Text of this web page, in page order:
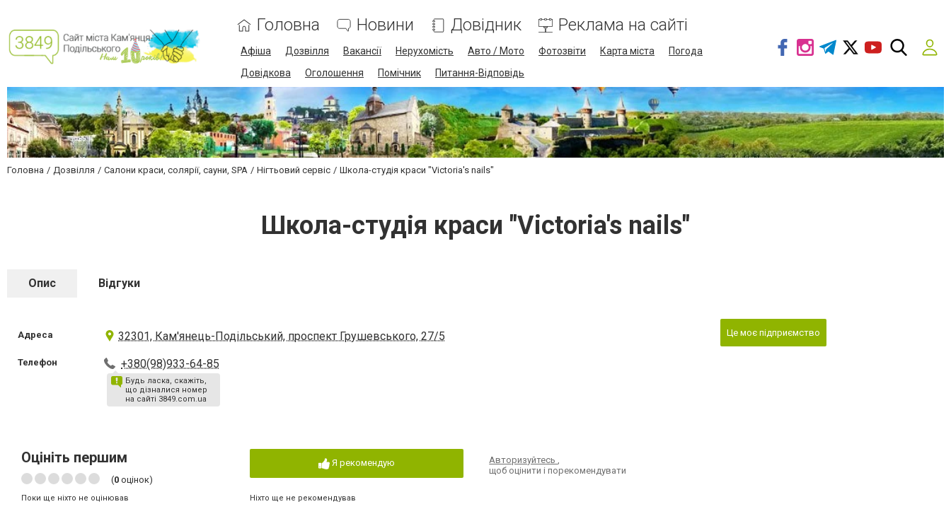
Головна Новини Довідник Реклама на сайті
Афіша Дозвілля Вакансії Нерухомість Авто / Мото Фотозвіти Карта міста
Погода
Довідкова
Оголошення Помічник Питання-Відповідь
Головна Дозвілля Салони краси, солярії, сауни, SPA Нігтьовий сервіс Школа-студія краси "Victoria's nails"
Школа-студія краси "Victoria's nails"
Опис Відгуки
Адреса 32301, Кам'янець-Подільський, проспект Грушевського, 27/5
Телефон +380(98)933-64-85
Будь ласка, скажіть,
що дізналися номер
на сайті 3849.com.ua
Оцініть першим
(0 оцінок)
Поки ще ніхто не оцінював
Я рекомендую
Ніхто ще не рекомендував
Авторизуйтесь,
щоб оцінити і порекомендувати
Це моє підприємство